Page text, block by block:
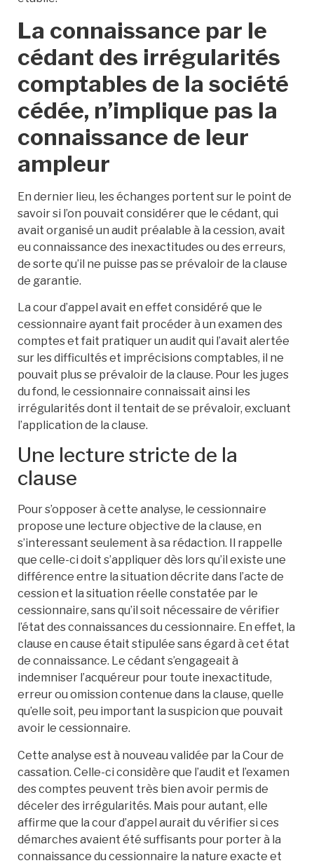
La connaissance par le
cédant des irrégularités
comptables de la société
cédée, n’implique pas la
connaissance de leur
ampleur
En dernier lieu, les échanges portent sur le point de
savoir si l’on pouvait considérer que le cédant, qui
avait organisé un audit préalable à la cession, avait
eu connaissance des inexactitudes ou des erreurs,
de sorte qu’il ne puisse pas se prévaloir de la clause
de garantie.
La cour d’appel avait en effet considéré que le
cessionnaire ayant fait procéder à un examen des
comptes et fait pratiquer un audit qui l’avait alertée
sur les difficultés et imprécisions comptables, il ne
pouvait plus se prévaloir de la clause. Pour les juges
du fond, le cessionnaire connaissait ainsi les
irrégularités dont il tentait de se prévaloir, excluant
l’application de la clause.
Une lecture stricte de la
clause
Pour s’opposer à cette analyse, le cessionnaire
propose une lecture objective de la clause, en
s’interessant seulement à sa rédaction. Il rappelle
que celle-ci doit s’appliquer dès lors qu’il existe une
différence entre la situation décrite dans l’acte de
cession et la situation réelle constatée par le
cessionnaire, sans qu’il soit nécessaire de vérifier
l’état des connaissances du cessionnaire. En effet, la
clause en cause était stipulée sans égard à cet état
de connaissance. Le cédant s’engageait à
indemniser l’acquéreur pour toute inexactitude,
erreur ou omission contenue dans la clause, quelle
qu’elle soit, peu important la suspicion que pouvait
avoir le cessionnaire.
Cette analyse est à nouveau validée par la Cour de
cassation. Celle-ci considère que l’audit et l’examen
des comptes peuvent très bien avoir permis de
déceler des irrégularités. Mais pour autant, elle
affirme que la cour d’appel aurait du vérifier si ces
démarches avaient été suffisants pour porter à la
connaissance du cessionnaire la nature exacte et